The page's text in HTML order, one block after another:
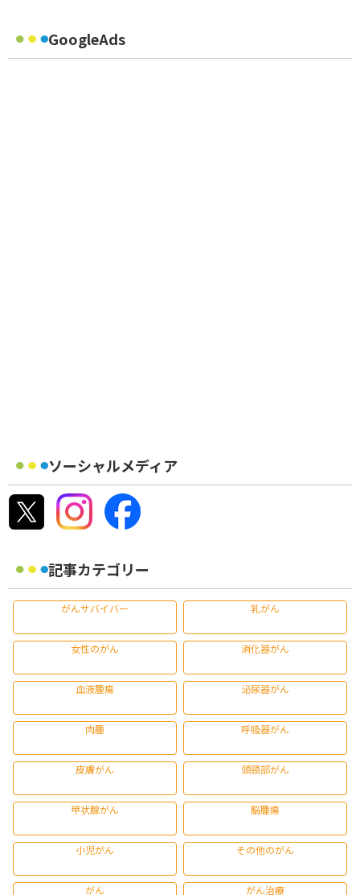
GoogleAds
ソーシャルメディア
記事カテゴリー
がんサバイバー 乳がん
女性のがん 消化器がん
血液腫瘍 泌尿器がん
肉腫 呼吸器がん
皮膚がん 頭頸部がん
甲状腺がん 脳腫瘍
小児がん その他のがん
がん がん治療